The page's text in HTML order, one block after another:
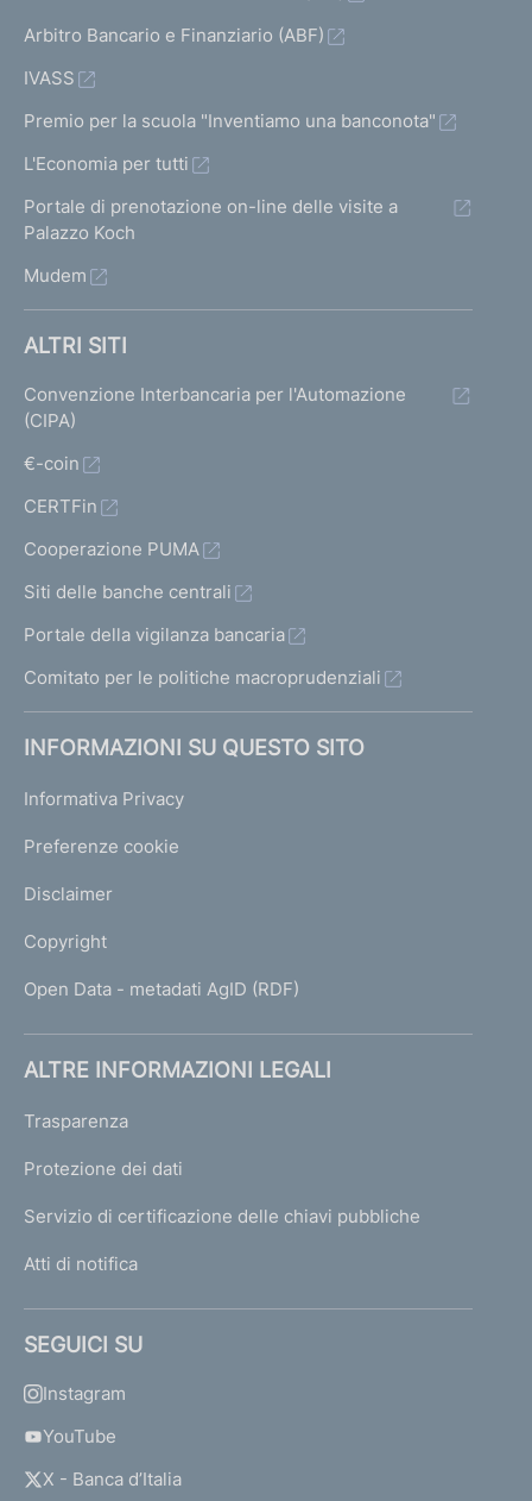
Arbitro Bancario e Finanziario (ABF)
IVASS
Premio per la scuola "Inventiamo una banconota"
L'Economia per tutti
Portale di prenotazione on-line delle visite a
Palazzo Koch
Mudem
ALTRI SITI
Convenzione Interbancaria per l'Automazione
(CIPA)
€-coin
CERTFin
Cooperazione PUMA
Siti delle banche centrali
Portale della vigilanza bancaria
Comitato per le politiche macroprudenziali
INFORMAZIONI SU QUESTO SITO
Informativa Privacy
Preferenze cookie
Disclaimer
Copyright
Open Data - metadati AgID (RDF)
ALTRE INFORMAZIONI LEGALI
Trasparenza
Protezione dei dati
Servizio di certificazione delle chiavi pubbliche
Atti di notifica
SEGUICI SU
Instagram
YouTube
X - Banca d’Italia